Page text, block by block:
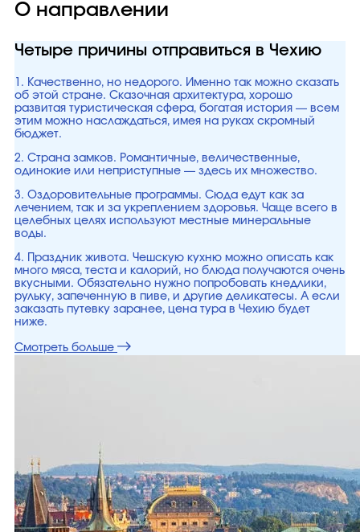
О направлении
Четыре причины отправиться в Чехию
1. Качественно, но недорого. Именно так можно сказать
об этой стране. Сказочная архитектура, хорошо
развитая туристическая сфера, богатая история — всем
этим можно наслаждаться, имея на руках скромный
бюджет.
2. Страна замков. Романтичные, величественные,
одинокие или неприступные — здесь их множество.
3. Оздоровительные программы. Сюда едут как за
лечением, так и за укреплением здоровья. Чаще всего в
целебных целях используют местные минеральные
воды.
4. Праздник живота. Чешскую кухню можно описать как
много мяса, теста и калорий, но блюда получаются очень
вкусными. Обязательно нужно попробовать кнедлики,
рульку, запеченную в пиве, и другие деликатесы. А если
заказать путевку заранее, цена тура в Чехию будет
ниже.
Смотреть больше